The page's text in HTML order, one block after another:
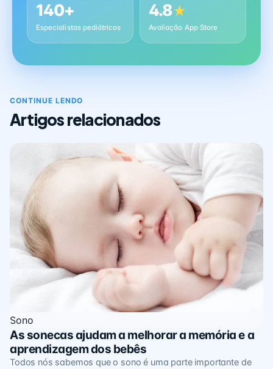
140+
Especialistas pediátricos
4.8★
Avaliação App Store
CONTINUE LENDO
Artigos relacionados
Sono
As sonecas ajudam a melhorar a memória e a
aprendizagem dos bebês
Todos nós sabemos que o sono é uma parte importante de